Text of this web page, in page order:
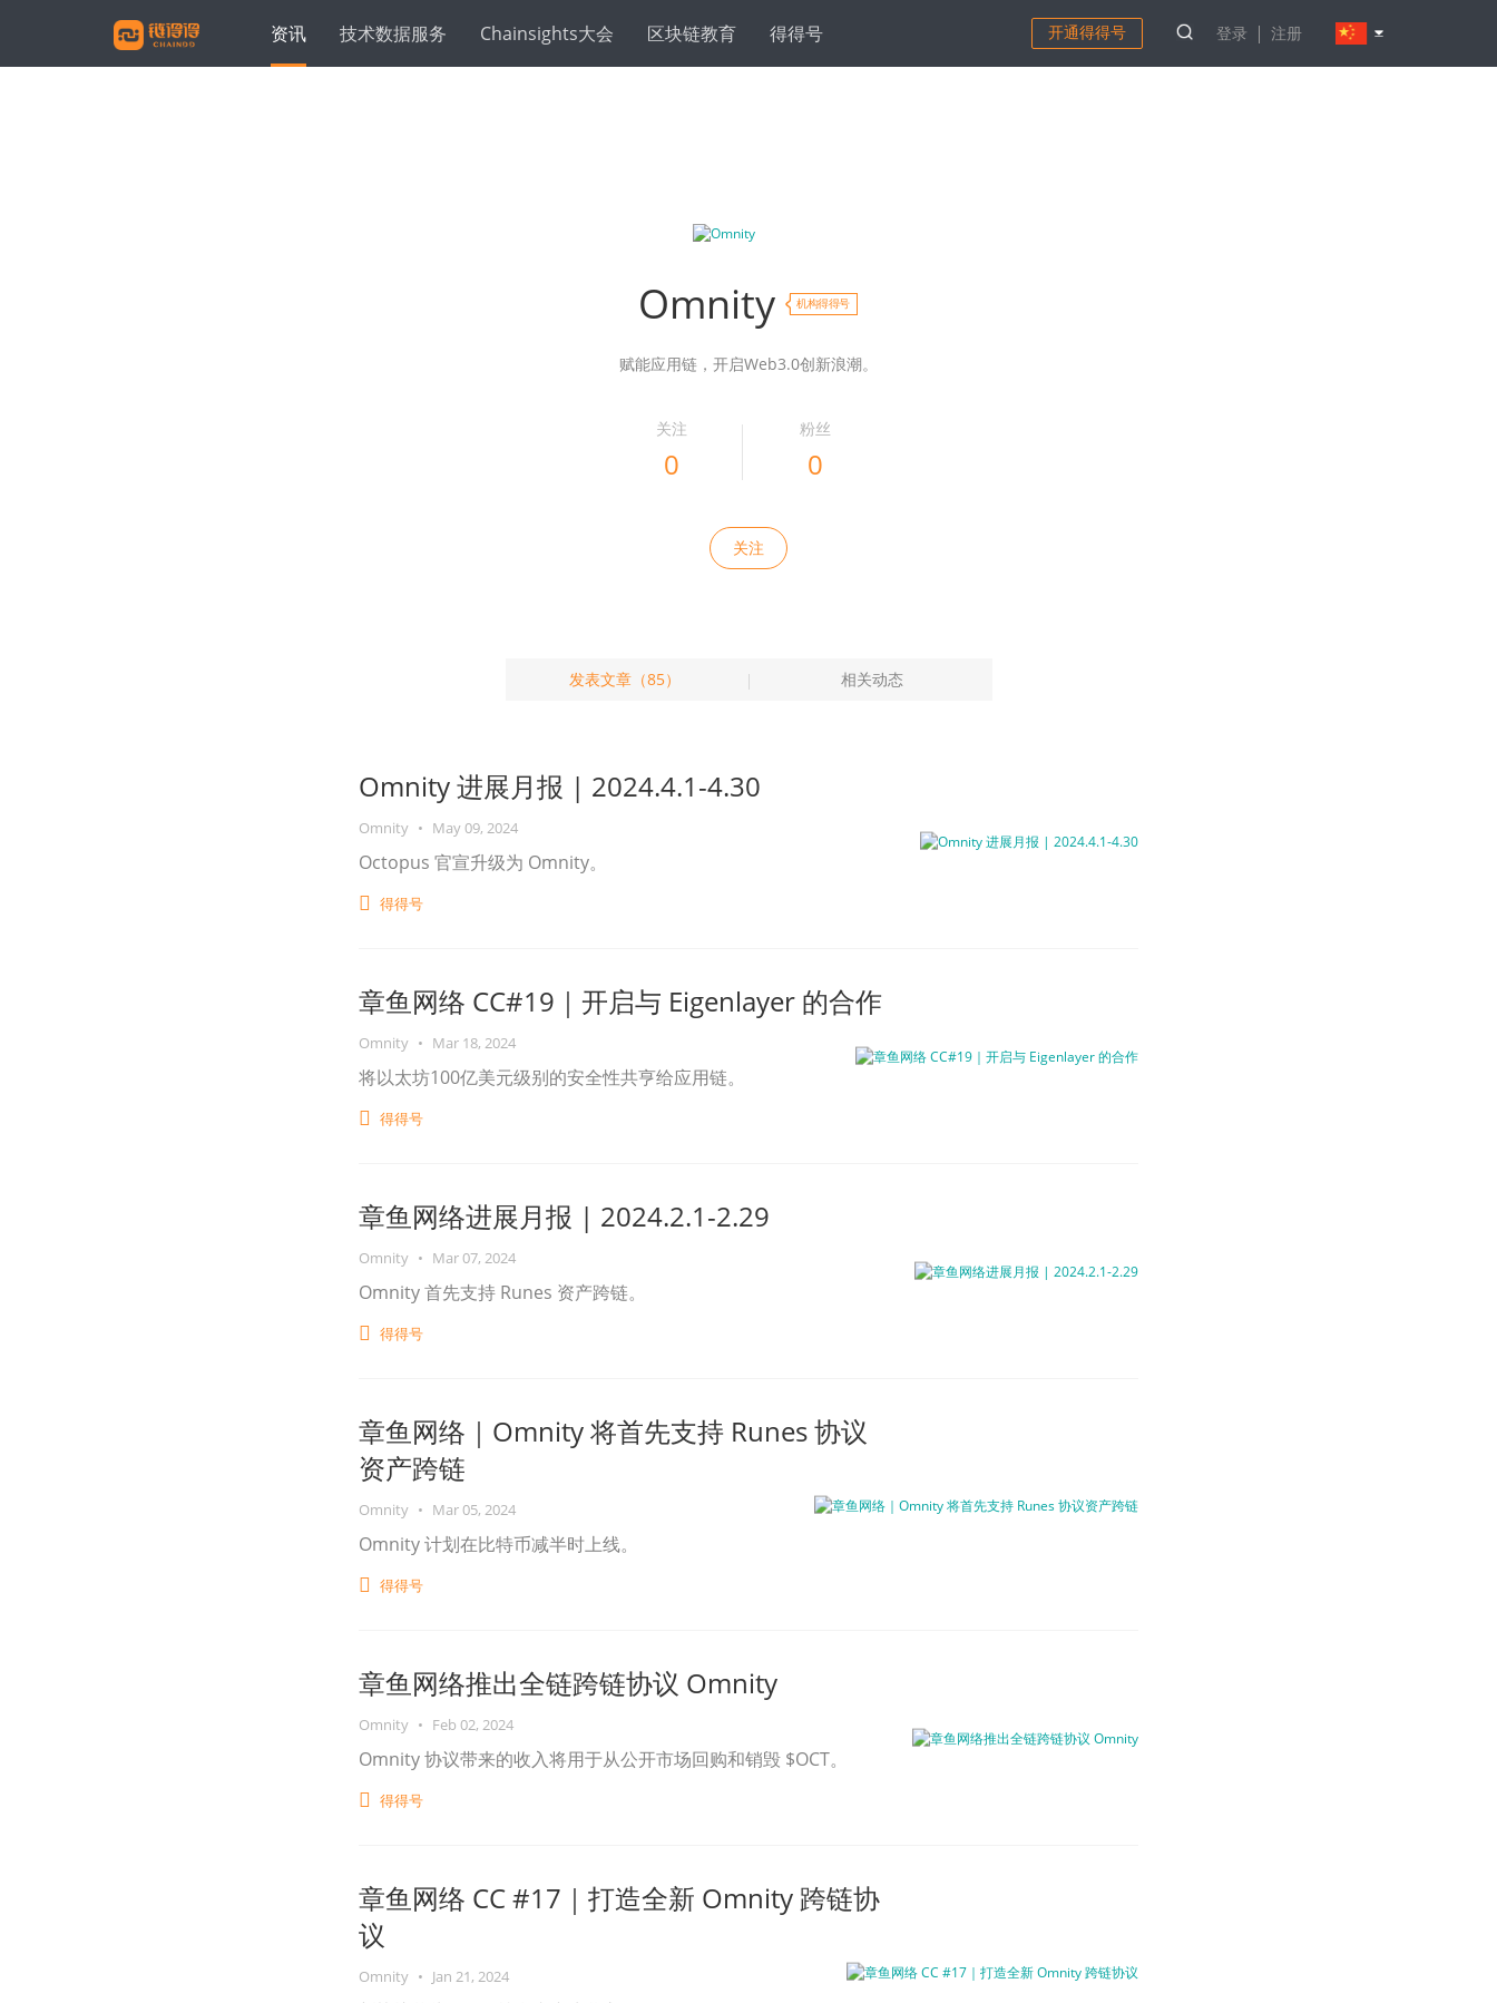
资讯 技术数据服务 Chainsights大会 区块链教育 得得号 开通得得号 登录 注册
Omnity 机构得得号
赋能应用链，开启Web3.0创新浪潮。
关注
0
粉丝
0
关注
发表文章（85） 相关动态
Omnity 进展月报 | 2024.4.1-4.30
Omnity • May 09, 2024
Octopus 官宣升级为 Omnity。
得得号
章鱼网络 CC#19｜​开启与 Eigenlayer 的合作
Omnity • Mar 18, 2024
将以太坊100亿美元级别的安全性共亨给应用链。
得得号
章鱼网络进展月报 | 2024.2.1-2.29
Omnity • Mar 07, 2024
Omnity 首先支持 Runes 资产跨链。
得得号
章鱼网络｜Omnity 将首先支持 Runes 协议
资产跨链
Omnity • Mar 05, 2024
Omnity 计划在比特币减半时上线。
得得号
章鱼网络推出全链跨链协议 Omnity
Omnity • Feb 02, 2024
Omnity 协议带来的收入将用于从公开市场回购和销毁 $OCT。
得得号
章鱼网络 CC #17｜打造全新 Omnity 跨链协
议
Omnity • Jan 21, 2024